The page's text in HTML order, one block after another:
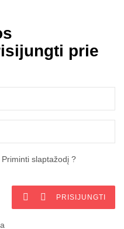
prie
Priminti slaptažodį ?
  PRISIJUNGTI